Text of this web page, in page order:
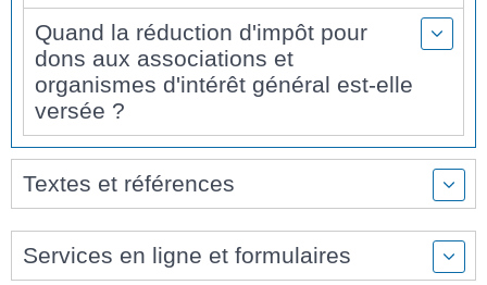
Quand la réduction d'impôt pour
dons aux associations et
organismes d'intérêt général est-elle
versée ?
Textes et références
Services en ligne et formulaires